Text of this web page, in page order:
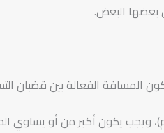
بعضها البعض.
الفعالة بين قضبان